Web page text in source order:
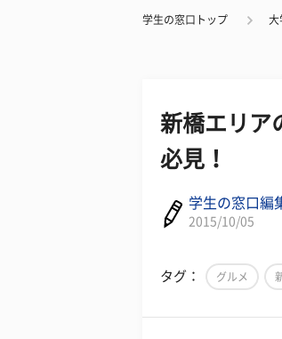
学生の窓口トップ 大
新橋エリア
必見！
学生の窓口編
2015/10/05
タグ： グルメ